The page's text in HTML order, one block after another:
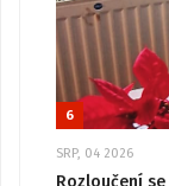
6
SRP, 04 2026
Rozloučení